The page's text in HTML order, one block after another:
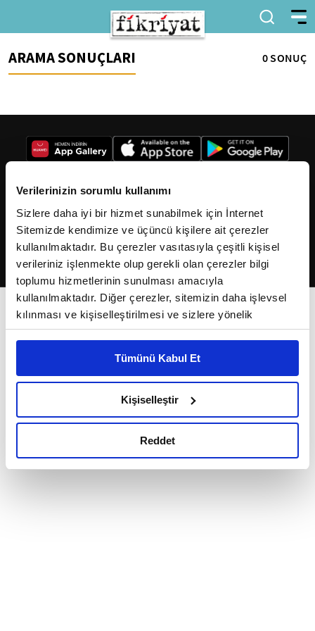
Verilerinizin sorumlu kullanımı
Sizlere daha iyi bir hizmet sunabilmek için İnternet
Sitemizde kendimize ve üçüncü kişilere ait çerezler
kullanılmaktadır. Bu çerezler vasıtasıyla çeşitli kişisel
verileriniz işlenmekte olup gerekli olan çerezler bilgi
toplumu hizmetlerinin sunulması amacıyla
kullanılmaktadır. Diğer çerezler, sitemizin daha işlevsel
kılınması ve kişiselleştirilmesi ve sizlere yönelik
reklam/pazarlama faaliyetlerinin yapılması, amaçlarıyla
Çerezlere ilişkin tercihlerinizi çerez paneli vasıtasıyla
belirleyebilirsiniz. Çerezlere ilişkin detaylı bilgi için
Ayarlar butonuna tıklayabilir,Çerez Bilgilendirme
Metnimizi ziyaret edebilirsiniz.
okumak ve sitemizi ziyaretiniz kapsamında
Tümünü Kabul Et
Kişiselleştir
Reddet
ARAMA SONUÇLARI 0 SONUÇ
2026Fikriyat. Tüm hakları saklıdır.